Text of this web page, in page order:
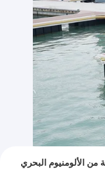
الألومنيوم البحري